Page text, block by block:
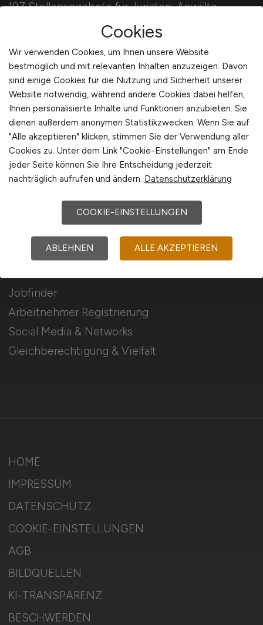
197 Stellenangebote für Juristen, Anwälte,
Richter und alle mit Jura verbundene Berufe.
Für Arbeitnehmer
Jobfinder
Arbeitnehmer Registrierung
Social Media & Networks
Gleichberechtigung & Vielfalt
Für Arbeitgeber
Stellenanzeigen schalten
Mediadaten & Konditionen
Arbeitgeber Seite
Arbeitgeber Kontakt
Karrierenetzwerk
HOME
IMPRESSUM
DATENSCHUTZ
COOKIE-EINSTELLUNGEN
AGB
BILDQUELLEN
KI-TRANSPARENZ
BESCHWERDEN
Cookies
Wir verwenden Cookies, um Ihnen unsere Website
bestmöglich und mit relevanten Inhalten anzuzeigen. Davon
sind einige Cookies für die Nutzung und Sicherheit unserer
Website notwendig, während andere Cookies dabei helfen,
Ihnen personalisierte Inhalte und Funktionen anzubieten. Sie
dienen außerdem anonymen Statistikzwecken. Wenn Sie auf
"Alle akzeptieren" klicken, stimmen Sie der Verwendung aller
Cookies zu. Unter dem Link "Cookie-Einstellungen" am Ende
jeder Seite können Sie Ihre Entscheidung jederzeit
nachträglich aufrufen und ändern. Datenschutzerklärung
COOKIE-EINSTELLUNGEN
ABLEHNEN ALLE AKZEPTIEREN